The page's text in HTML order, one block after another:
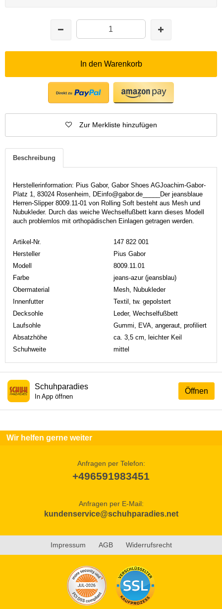
In den Warenkorb
Zur Merkliste hinzufügen
Beschreibung
Herstellerinformation: Pius Gabor, Gabor Shoes AGJoachim-Gabor-
Platz 1, 83024 Rosenheim, DEinfo@gabor.de_____Der jeansblaue
Herren-Slipper 8009.11-01 von Rolling Soft besteht aus Mesh und
Nubukleder. Durch das weiche Wechselfußbett kann dieses Modell
auch problemlos mit orthopädischen Einlagen getragen werden.
Artikel-Nr.
147 822 001
Hersteller
Pius Gabor
Modell
8009.11.01
Farbe
jeans-azur (jeansblau)
Obermaterial
Mesh, Nubukleder
Innenfutter
Textil, tw. gepolstert
Decksohle
Leder, Wechselfußbett
Laufsohle
Gummi, EVA, angeraut, profiliert
Absatzhöhe
ca. 3,5 cm, leichter Keil
Schuhweite
mittel
Öffnen
Schuhparadies
In App öffnen
Wir helfen gerne weiter
Anfragen per Telefon:
+496591983451
Anfragen per E-Mail:
kundenservice@schuhparadies.net
Impressum AGB Widerrufsrecht